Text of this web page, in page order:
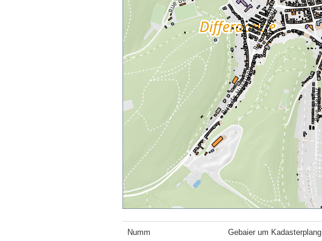
Numm Gebaier um Kadasterplang